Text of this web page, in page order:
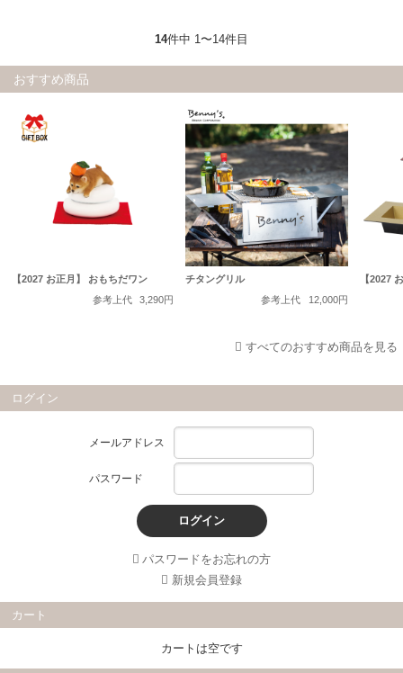
14件中 1〜14件目
おすすめ商品
【2027 お正月】 おもちだワン
参考上代
3,290円
チタングリル
参考上代
12,000円
【2027
すべてのおすすめ商品を見る
ログイン
メールアドレス
パスワード
ログイン
パスワードをお忘れの方
新規会員登録
カート
カートは空です